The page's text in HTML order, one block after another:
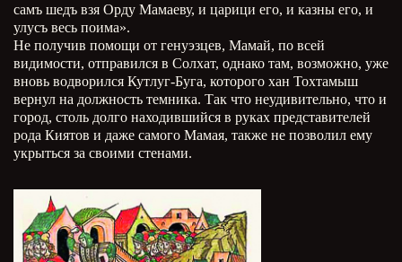
самъ шедъ взя Орду Мамаеву, и царици его, и казны его, и
улусъ весь поима».
Не получив помощи от генуэзцев, Мамай, по всей
видимости, отправился в Солхат, однако там, возможно, уже
вновь водворился Кутлуг-Буга, которого хан Тохтамыш
вернул на должность темника. Так что неудивительно, что и
город, столь долго находившийся в руках представителей
рода Киятов и даже самого Мамая, также не позволил ему
укрыться за своими стенами.